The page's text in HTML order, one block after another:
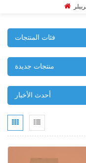
فئات المنتجات
منتجات جديدة
أحدث الأخبار